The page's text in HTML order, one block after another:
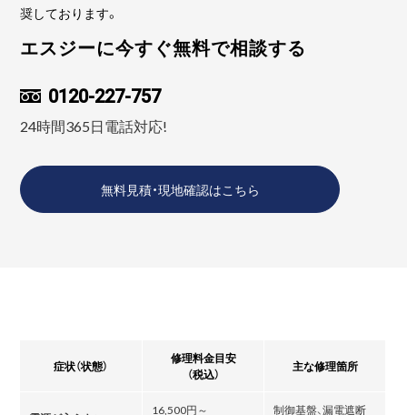
奨しております。
エスジーに今すぐ無料で相談する
0120-227-757
24時間365日電話対応!
無料見積・現地確認はこちら
症状（状態）
修理料金目安
（税込）
主な修理箇所
16,500円～ 制御基盤、漏電遮断